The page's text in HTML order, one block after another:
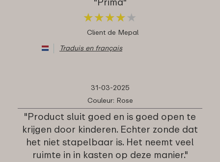
★★★★ ★
★★★★ ★
Client de Mepal
Traduis en français
31-03-2025
Couleur: Rose
"Product sluit goed en is goed open te
krijgen door kinderen. Echter zonde dat
het niet stapelbaar is. Het neemt veel
ruimte in in kasten op deze manier."